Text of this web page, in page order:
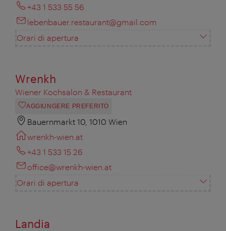
+43 1 533 55 56
lebenbauer.restaurant@gmail.com
Orari di apertura
Wrenkh
Wiener Kochsalon & Restaurant
AGGIUNGERE PREFERITO
Bauernmarkt 10, 1010 Wien
wrenkh-wien.at
+43 1 533 15 26
office@wrenkh-wien.at
Orari di apertura
Landia